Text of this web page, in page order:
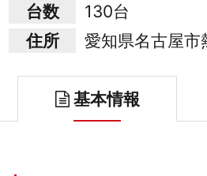
台数
130台
住所
愛知県名古屋市
基本情報